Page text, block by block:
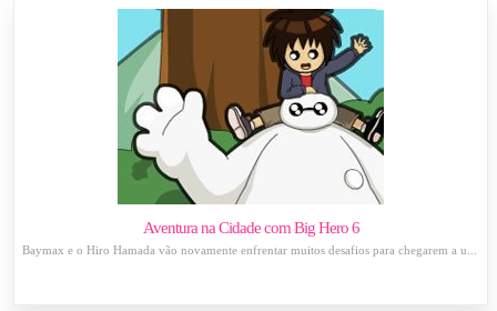
Aventura na Cidade com Big Hero 6
Baymax e o Hiro Hamada vão novamente enfrentar muitos desafios para chegarem a u...